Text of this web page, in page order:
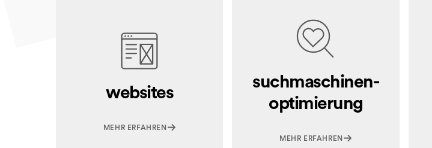
websites
MEHR ERFAHREN
suchmaschinen-
optimierung
MEHR ERFAHREN